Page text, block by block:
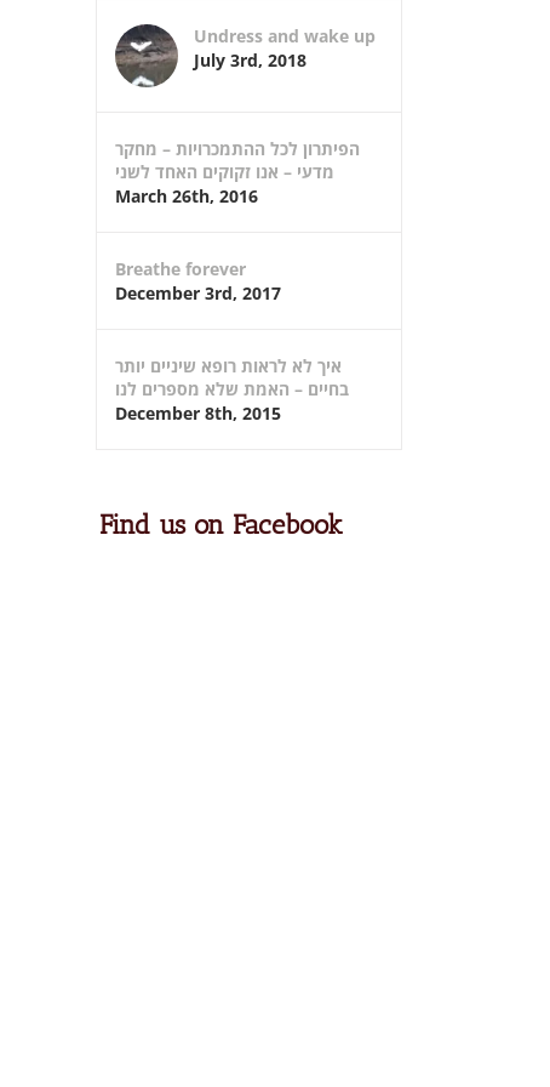
Undress and wake up
July 3rd, 2018
הפיתרון לכל ההתמכרויות – מחקר
מדעי – אנו זקוקים האחד לשני
March 26th, 2016
Breathe forever
December 3rd, 2017
איך לא לראות רופא שיניים יותר
בחיים – האמת שלא מספרים לנו
December 8th, 2015
Find us on Facebook